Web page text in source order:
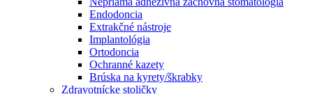
Endodoncia
Extrakčné nástroje
Implantológia
Ortodoncia
Ochranné kazety
Brúska na kyrety/škrabky
Zdravotnícke stoličky